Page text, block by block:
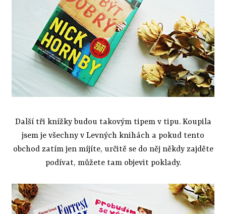
Další tři knížky budou takovým tipem v tipu. Koupila
jsem je všechny v Levných knihách a pokud tento
obchod zatím jen míjíte, určitě se do něj někdy zajděte
podívat, můžete tam objevit poklady.